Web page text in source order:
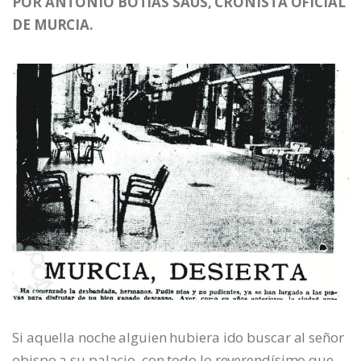
DE MURCIA.
Si aquella noche alguien hubiera ido buscar al señor